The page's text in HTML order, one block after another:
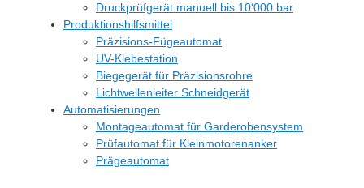
Druckprüfgerät manuell bis 10‘000 bar
Produktionshilfsmittel
Präzisions-Fügeautomat
UV-Klebestation
Biegegerät für Präzisionsrohre
Lichtwellenleiter Schneidgerät
Automatisierungen
Montageautomat für Garderobensystem
Prüfautomat für Kleinmotorenanker
Prägeautomat